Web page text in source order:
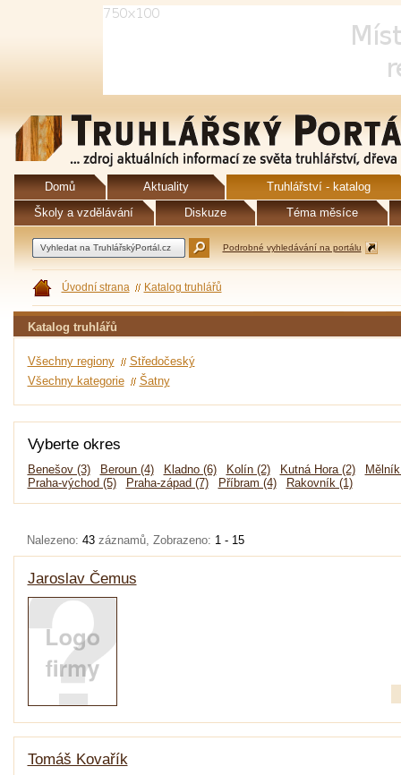
Domů Aktuality
Truhlářství - katalog
Školy a vzdělávání
Diskuze Téma měsíce
Podrobné vyhledávání na portálu
Úvodní strana Katalog truhlářů
Katalog truhlářů
Všechny regiony
Středočeský
Všechny kategorie
Šatny
Vyberte okres
Benešov (3) Beroun (4) Kladno (6) Kolín (2) Kutná Hora (2)
Praha-východ (5)
Praha-západ (7) Příbram (4) Rakovník (1)
Nalezeno: 43 záznamů, Zobrazeno: 1 - 15
Jaroslav Čemus
Tomáš Kovařík